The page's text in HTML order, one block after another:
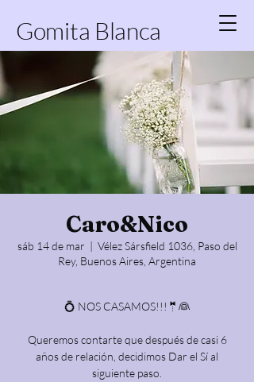
Gomita Blanca
Caro&Nico
sáb 14 de mar
  |
Vélez Sársfield 1036, Paso del
Rey, Buenos Aires, Argentina
💍 NOS CASAMOS!!!🤵👰
Queremos contarte que después de casi 6
años de relación, decidimos Dar el Sí al
siguiente paso.